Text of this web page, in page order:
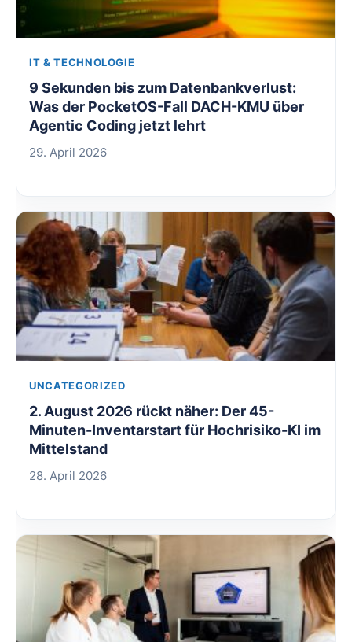
IT & TECHNOLOGIE
9 Sekunden bis zum Datenbankverlust:
Was der PocketOS-Fall DACH-KMU über
Agentic Coding jetzt lehrt
29. April 2026
UNCATEGORIZED
2. August 2026 rückt näher: Der 45-
Minuten-Inventarstart für Hochrisiko-KI im
Mittelstand
28. April 2026